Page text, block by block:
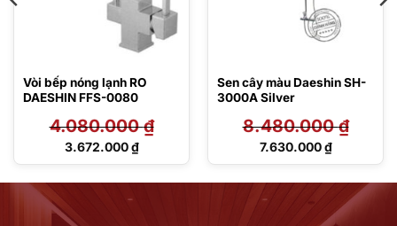
Vòi bếp nóng lạnh RO
DAESHIN FFS-0080
4.080.000₫
Giá
3.672.000₫
Giá
Sen cây màu Daeshin SH-
3000A Silver
8.480.000₫
Giá
8.480.000 ₫.
7.630.000₫
Giá
7.630.000 ₫.